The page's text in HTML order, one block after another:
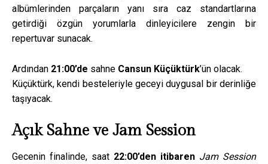
albümlerinden parçaların yanı sıra caz standartlarına
getirdiği özgün yorumlarla dinleyicilere zengin bir
repertuvar sunacak.
Ardından 21:00’de sahne Cansun Küçüktürk’ün olacak.
Küçüktürk, kendi besteleriyle geceyi duygusal bir derinliğe
taşıyacak.
Açık Sahne ve Jam Session
Gecenin finalinde, saat 22:00’den itibaren Jam Session